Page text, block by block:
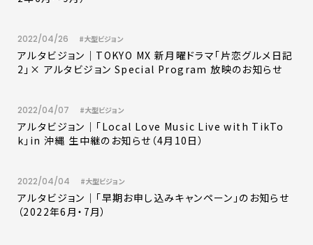
2022/04/26 #大型ビジョン
アルタビジョン｜TOKYO MX 新月曜ドラマ「片恋グルメ日記
2」× アルタビジョン Special Program 放映のお知らせ
2022/04/07 #大型ビジョン
アルタビジョン｜「Local Love Music Live with TikTo
k」in 沖縄 生中継のお知らせ（4月10日）
2022/04/04 #大型ビジョン
アルタビジョン｜「早期お申し込みキャンペーン」のお知らせ
（2022年6月・7月）